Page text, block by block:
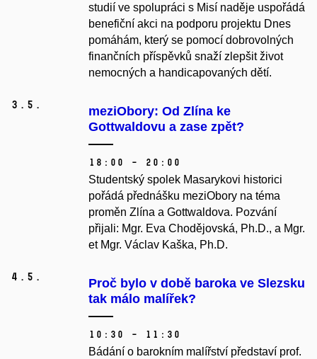
studií ve spolupráci s Misí naděje uspořádá
benefiční akci na podporu projektu Dnes
pomáhám, který se pomocí dobrovolných
finančních příspěvků snaží zlepšit život
nemocných a handicapovaných dětí.
3. 5.
meziObory: Od Zlína ke
Gottwaldovu a zase zpět?
18:00 – 20:00
Studentský spolek Masarykovi historici
pořádá přednášku meziObory na téma
proměn Zlína a Gottwaldova. Pozvání
přijali: Mgr. Eva Chodějovská, Ph.D., a Mgr.
et Mgr. Václav Kaška, Ph.D.
4. 5.
Proč bylo v době baroka ve Slezsku
tak málo malířek?
10:30 – 11:30
Bádání o barokním malířství představí prof.